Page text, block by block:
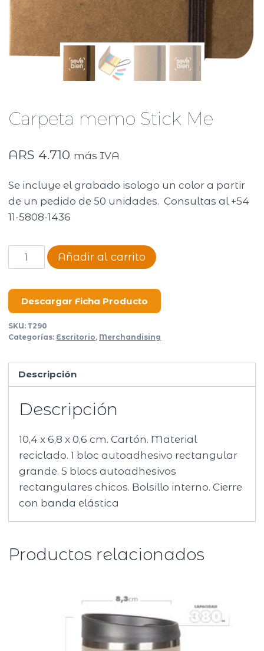
Carpeta memo Stick Me
ARS 4.710 más IVA
Se incluye el grabado isologo un color a partir
de un pedido de 50 unidades. Consultas al +54
11-5808-1436
Carpeta
memo
Me
cantidad
Añadir al carrito
Descargar Ficha Producto
SKU:T290
Categorías: Escritorio, Merchandising
Descripción
Descripción
10,4 x 6,8 x 0,6 cm. Cartón. Material
reciclado. 1 bloc autoadhesivo rectangular
grande. 5 blocs autoadhesivos
rectangulares chicos. Bolsillo interno. Cierre
con banda elástica
Productos relacionados